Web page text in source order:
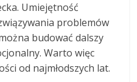
Umiejętność
problemów
budować dalszy
Warto więc
od najmłodszych lat.